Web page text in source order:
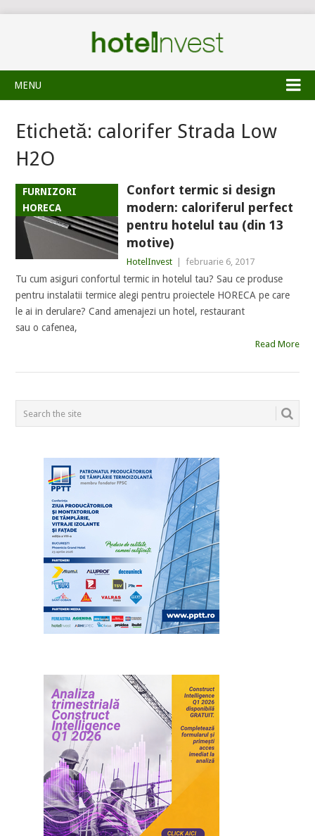
MENU
Etichetă: calorifer Strada Low
H2O
FURNIZORI
HORECA
Confort termic si design
modern: caloriferul perfect
pentru hotelul tau (din 13
motive)
HotelInvest februarie 6, 2017
Tu cum asiguri confortul termic in hotelul tau? Sau ce produse
pentru instalatii termice alegi pentru proiectele HORECA pe care
le ai in derulare? Cand amenajezi un hotel, restaurant
sau o cafenea,
Read More
POSTS
NAVIGATION